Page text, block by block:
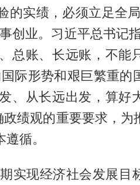
的实绩，必须立足全
创业。习近平总书记
总账、长远账，不能
际形势和艰巨繁重的
、从长远出发，算好
绩观的重要要求，为
循。
实现经济社会发展目